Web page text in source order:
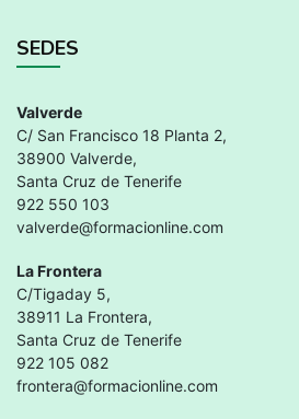
SEDES
Valverde
C/ San Francisco 18 Planta 2,
38900 Valverde,
Santa Cruz de Tenerife
922 550 103
valverde@formacionline.com
La Frontera
C/Tigaday 5,
38911 La Frontera,
Santa Cruz de Tenerife
922 105 082
frontera@formacionline.com